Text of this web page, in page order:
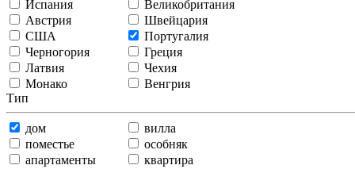
Испания
Великобритания
Австрия
Швейцария
США
Португалия
Черногория
Греция
Латвия
Чехия
Монако
Венгрия
Тип
дом
вилла
поместье
особняк
апартаменты
квартира